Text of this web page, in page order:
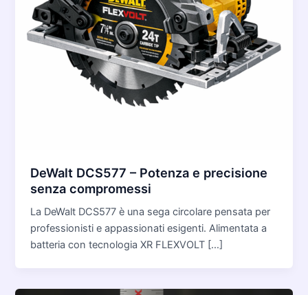
DeWalt DCS577 – Potenza e precisione
senza compromessi
La DeWalt DCS577 è una sega circolare pensata per
professionisti e appassionati esigenti. Alimentata a
batteria con tecnologia XR FLEXVOLT […]